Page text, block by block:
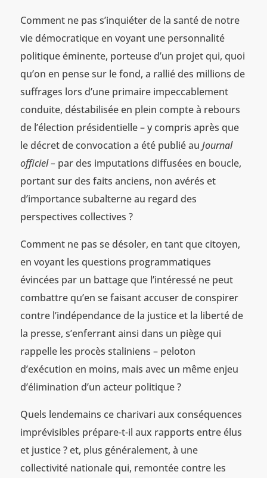
Comment ne pas s’inquiéter de la santé de notre
vie démocratique en voyant une personnalité
politique éminente, porteuse d’un projet qui, quoi
qu’on en pense sur le fond, a rallié des millions de
suffrages lors d’une primaire impeccablement
conduite, déstabilisée en plein compte à rebours
de l’élection présidentielle – y compris après que
le décret de convocation a été publié au Journal
officiel – par des imputations diffusées en boucle,
portant sur des faits anciens, non avérés et
d’importance subalterne au regard des
perspectives collectives ?
Comment ne pas se désoler, en tant que citoyen,
en voyant les questions programmatiques
évincées par un battage que l’intéressé ne peut
combattre qu’en se faisant accuser de conspirer
contre l’indépendance de la justice et la liberté de
la presse, s’enferrant ainsi dans un piège qui
rappelle les procès staliniens – peloton
d’exécution en moins, mais avec un même enjeu
d’élimination d’un acteur politique ?
Quels lendemains ce charivari aux conséquences
imprévisibles prépare-t-il aux rapports entre élus
et justice ? et, plus généralement, à une
collectivité nationale qui, remontée contre les